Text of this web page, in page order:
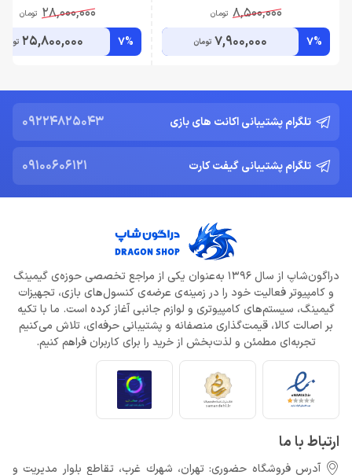
Action Figure
8,500,000 تومان
7%
7,900,000 تومان
AMR23 F1 76925
28,000,000 تومان
7%
25,800,000 تومان
تلگرام پشتیبانی اکانت های بازی 09224825043
تلگرام پشتیبانی گیفت کارت 09100606121
دراگون‌شاپ از سال 1396 به‌عنوان یکی از مراجع تخصصی حوزه‌ی گیمینگ
و کامپیوتر فعالیت خود را در زمینه‌ی عرضه‌ی کنسول‌های بازی، تجهیزات
گیمینگ، سیستم‌های کامپیوتری و لوازم جانبی آغاز کرده است. ما با تکیه
بر اصالت کالا، قیمت‌گذاری منصفانه و پشتیبانی حرفه‌ای، تلاش می‌کنیم
تجربه‌ای مطمئن و لذت‌بخش از خرید را برای کاربران فراهم کنیم.
ارتباط با ما
آدرس فروشگاه حضوری: تهران، شهرك غرب، تقاطع بلوار مدیریت و